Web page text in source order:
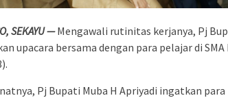
SEKAYU —Mengawali rutinitas kerjanya, Pj
upacara bersama dengan para pelajar di SMA
Pj Bupati Muba H Apriyadi ingatkan